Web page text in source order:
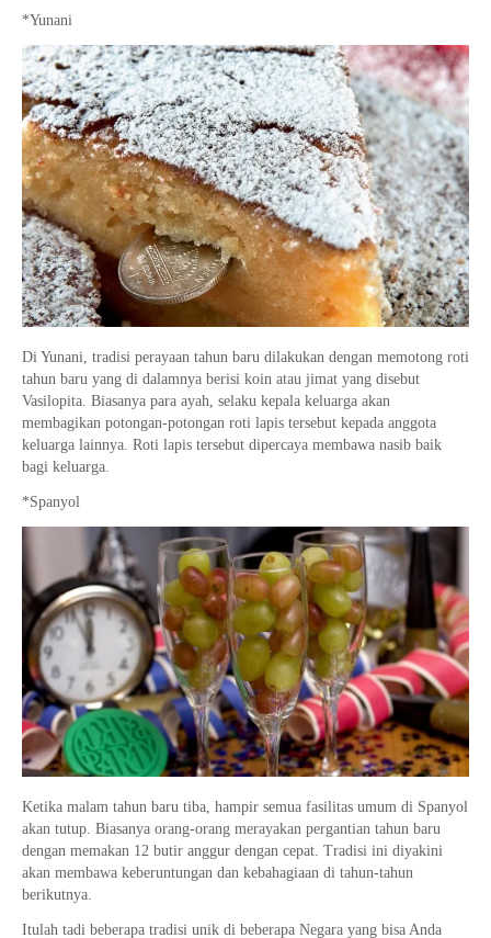
*Yunani
Di Yunani, tradisi perayaan tahun baru dilakukan dengan memotong roti
tahun baru yang di dalamnya berisi koin atau jimat yang disebut
Vasilopita. Biasanya para ayah, selaku kepala keluarga akan
membagikan potongan-potongan roti lapis tersebut kepada anggota
keluarga lainnya. Roti lapis tersebut dipercaya membawa nasib baik
bagi keluarga.
*Spanyol
Ketika malam tahun baru tiba, hampir semua fasilitas umum di Spanyol
akan tutup. Biasanya orang-orang merayakan pergantian tahun baru
dengan memakan 12 butir anggur dengan cepat. Tradisi ini diyakini
akan membawa keberuntungan dan kebahagiaan di tahun-tahun
berikutnya.
Itulah tadi beberapa tradisi unik di beberapa Negara yang bisa Anda